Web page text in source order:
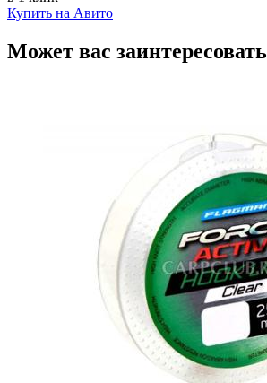
Купить на Авито
Может вас заинтересовать